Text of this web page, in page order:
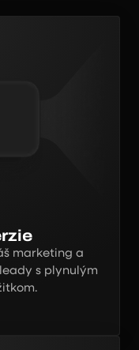
marketing a
s plynulým